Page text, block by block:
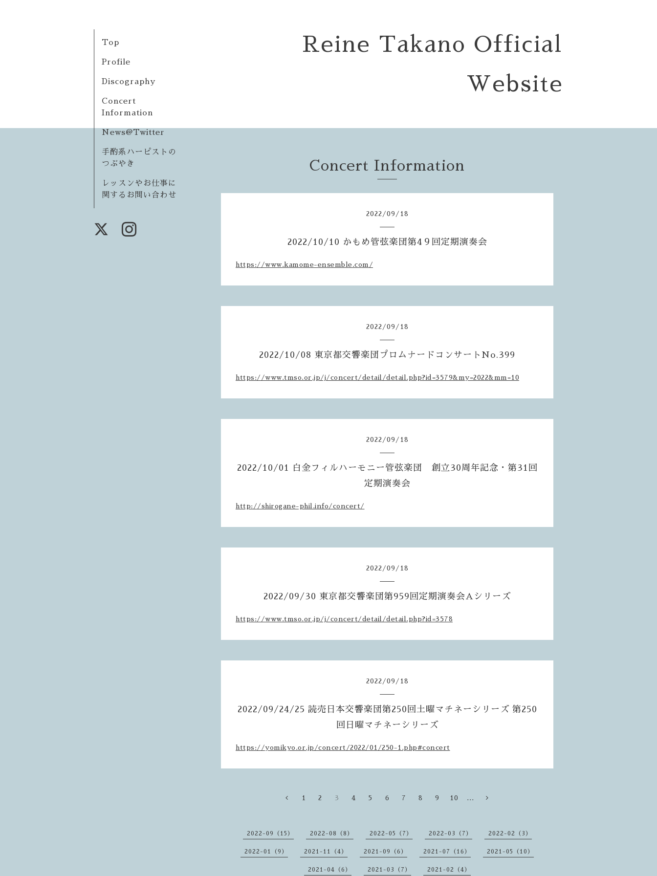
Reine Takano Official
Website
Top
Profile
Discography
Concert
Information
News@Twitter
手酌系ハーピストの
つぶやき
レッスンやお仕事に
関するお問い合わせ
Concert Information
2022 /09 / 18
2022/10/10 かもめ管弦楽団第4９回定期演奏会
https://www.kamome-ensemble.com/
2022 /09 / 18
2022/10/08 東京都交響楽団プロムナードコンサートNo.399
https://www.tmso.or.jp/j/concert/detail/detail.php?id=3579&my=2022&mm=10
2022 /09 / 18
2022/10/01 白金フィルハーモニー管弦楽団 創立30周年記念・第31回
定期演奏会
http://shirogane-phil.info/concert/
2022 /09 / 18
2022/09/30 東京都交響楽団第959回定期演奏会Aシリーズ
https://www.tmso.or.jp/j/concert/detail/detail.php?id=3578
2022 /09 / 18
2022/09/24/25 読売日本交響楽団第250回土曜マチネーシリーズ 第250
回日曜マチネーシリーズ
https://yomikyo.or.jp/concert/2022/01/250-1.php#concert
1 2 3 4 5 6 7 8 9 10 ...
2022-09（15） 2022-08（8） 2022-05（7） 2022-03（7） 2022-02（3）
2022-01（9） 2021-11（4） 2021-09（6） 2021-07（16） 2021-05（10）
2021-04（6） 2021-03（7） 2021-02（4）